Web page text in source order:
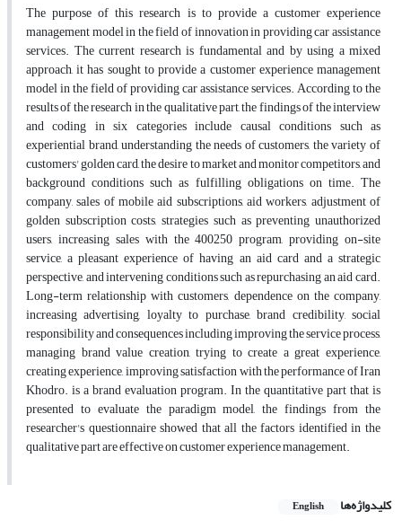
The purpose of this research is to provide a customer experience
management model in the field of innovation in providing car assistance
services. The current research is fundamental and by using a mixed
approach, it has sought to provide a customer experience management
model in the field of providing car assistance services. According to the
results of the research in the qualitative part, the findings of the interview
and coding in six categories include causal conditions such as
experiential brand, understanding the needs of customers, the variety of
customers' golden card, the desire to market and monitor competitors, and
background conditions such as fulfilling obligations on time. The
company, sales of mobile aid subscriptions, aid workers, adjustment of
golden subscription costs, strategies such as preventing unauthorized
users, increasing sales with the 400250 program, providing on-site
service, a pleasant experience of having an aid card and a strategic
perspective, and intervening conditions such as repurchasing an aid card.
Long-term relationship with customers, dependence on the company,
increasing advertising, loyalty to purchase, brand credibility, social
responsibility and consequences including improving the service process,
managing brand value creation, trying to create a great experience,
creating experience, improving satisfaction with the performance of Iran
Khodro. is a brand evaluation program. In the quantitative part that is
presented to evaluate the paradigm model, the findings from the
researcher's questionnaire showed that all the factors identified in the
qualitative part are effective on customer experience management.
کلیدواژه‌ها English